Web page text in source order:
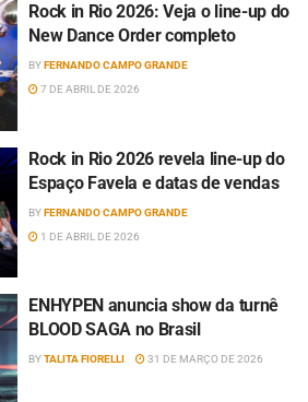
Rock in Rio 2026: Veja o line-up do
New Dance Order completo
BYFERNANDO CAMPO GRANDE
7 DE ABRIL DE 2026
Rock in Rio 2026 revela line-up do
Espaço Favela e datas de vendas
BYFERNANDO CAMPO GRANDE
1 DE ABRIL DE 2026
ENHYPEN anuncia show da turnê
BLOOD SAGA no Brasil
BYTALITA FIORELLI 31 DE MARÇO DE 2026